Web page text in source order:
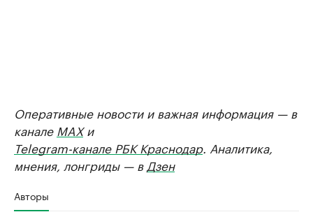
Оперативные новости и важная информация — в
канале MAXи
Telegram-канале РБК Краснодар. Аналитика,
мнения, лонгриды — в Дзен
Авторы